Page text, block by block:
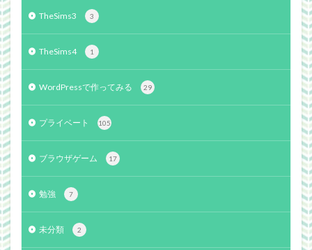
TheSims3 3
TheSims4 1
WordPressで作ってみる 29
プライベート 105
ブラウザゲーム 17
勉強 7
未分類 2